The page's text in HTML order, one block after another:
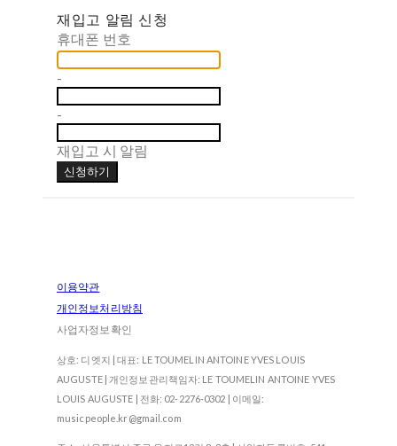
재입고 알림 신청
휴대폰 번호
-
-
재입고 시 알림
신청하기
이용약관
개인정보처리방침
사업자정보확인
상호: 디엣지 | 대표: LE TOUMELIN ANTOINE YVES LOUIS
AUGUSTE | 개인정보관리책임자: LE TOUMELIN ANTOINE YVES
LOUIS AUGUSTE | 전화: 02-2276-0302 | 이메일:
musicpeople.kr@gmail.com